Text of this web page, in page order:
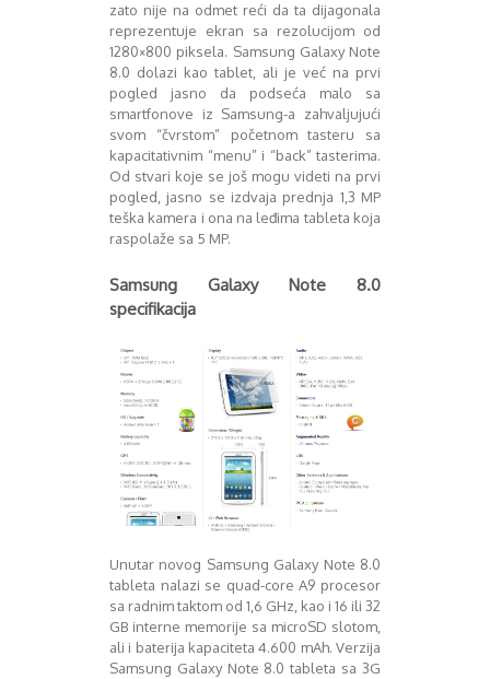
Sony
Testovi modela
Upoređivanje modela
Windows Phone
Zanimljivosti
Mart 2013
April 2013
Maj 2013
Juni 2013
Juli 2013
August 2013
Septembar 2013
Oktobar 2013
Novembar 2013
Decembar 2013
Mart 2014
Juli 2014
August 2014
Septembar 2014
Novembar 2014
Decembar 2014
Februar 2015
Mart 2015
April 2015
Maj 2015
Juni 2015
zato nije na odmet reći da ta dijagonala
reprezentuje ekran sa rezolucijom od
1280×800 piksela. Samsung Galaxy Note
8.0 dolazi kao tablet, ali je već na prvi
pogled jasno da podseća malo sa
smartfonove iz Samsung-a zahvaljujući
svom “čvrstom” početnom tasteru sa
kapacitativnim “menu” i “back” tasterima.
Od stvari koje se još mogu videti na prvi
pogled, jasno se izdvaja prednja 1,3 MP
teška kamera i ona na leđima tableta koja
raspolaže sa 5 MP.
Samsung Galaxy Note 8.0
specifikacija
Unutar novog Samsung Galaxy Note 8.0
tableta nalazi se quad-core A9 procesor
sa radnim taktom od 1,6 GHz, kao i 16 ili 32
GB interne memorije sa microSD slotom,
ali i baterija kapaciteta 4.600 mAh. Verzija
Samsung Galaxy Note 8.0 tableta sa 3G